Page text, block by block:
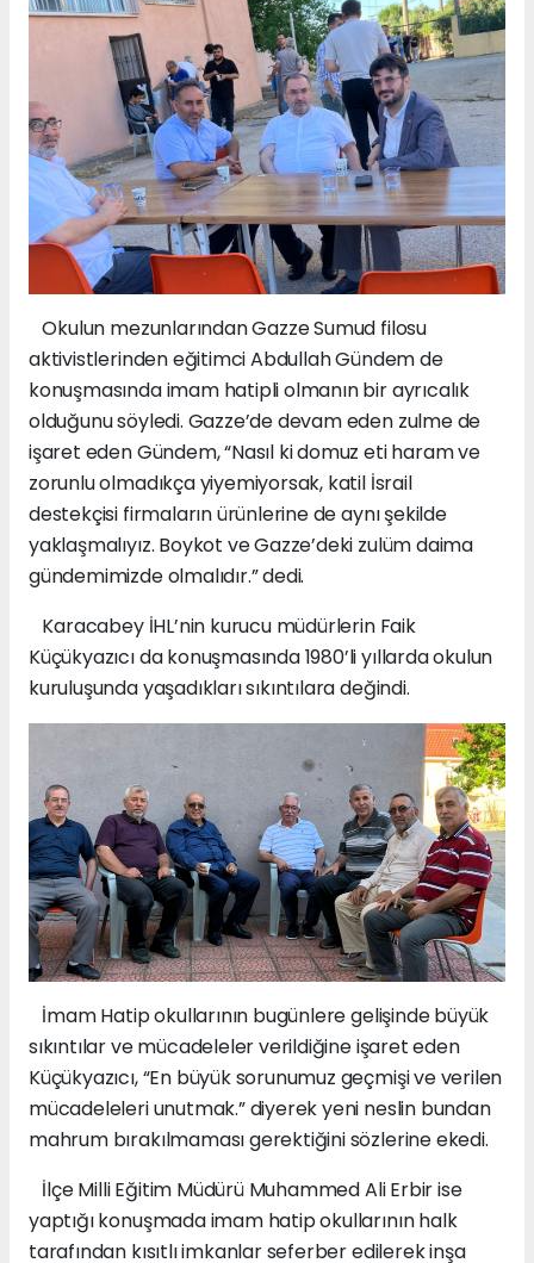
Okulun mezunlarından Gazze Sumud filosu
aktivistlerinden eğitimci Abdullah Gündem de
konuşmasında imam hatipli olmanın bir ayrıcalık
olduğunu söyledi. Gazze’de devam eden zulme de
işaret eden Gündem, “Nasıl ki domuz eti haram ve
zorunlu olmadıkça yiyemiyorsak, katil İsrail
destekçisi firmaların ürünlerine de aynı şekilde
yaklaşmalıyız. Boykot ve Gazze’deki zulüm daima
gündemimizde olmalıdır.” dedi.
Karacabey İHL’nin kurucu müdürlerin Faik
Küçükyazıcı da konuşmasında 1980’li yıllarda okulun
kuruluşunda yaşadıkları sıkıntılara değindi.
İmam Hatip okullarının bugünlere gelişinde büyük
sıkıntılar ve mücadeleler verildiğine işaret eden
Küçükyazıcı, “En büyük sorunumuz geçmişi ve verilen
mücadeleleri unutmak.” diyerek yeni neslin bundan
mahrum bırakılmaması gerektiğini sözlerine ekedi.
İlçe Milli Eğitim Müdürü Muhammed Ali Erbir ise
yaptığı konuşmada imam hatip okullarının halk
tarafından kısıtlı imkanlar seferber edilerek inşa